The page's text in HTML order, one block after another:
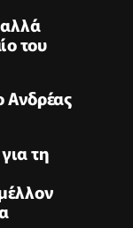
του
Ανδρέας
τη